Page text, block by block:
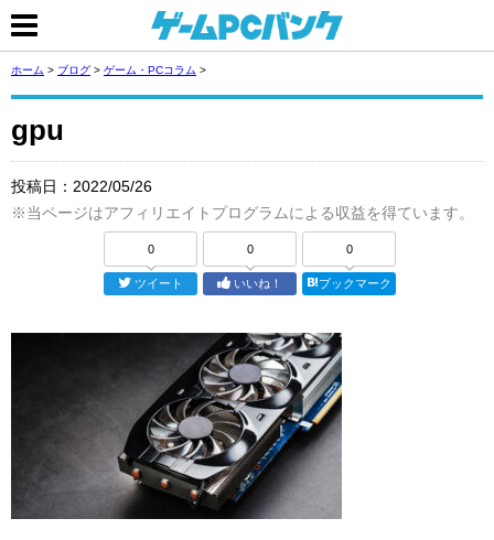
ホーム > ブログ > ゲーム・PCコラム >
gpu
投稿日： 2022/05/26
※当ページはアフィリエイトプログラムによる収益を得ています。
0
ツイート
0
いいね！
0
ブックマーク